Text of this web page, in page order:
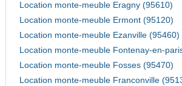
Location monte-meuble Eragny (95610)
Location monte-meuble Ermont (95120)
Location monte-meuble Ezanville (95460)
Location monte-meuble Fontenay-en-
Location monte-meuble Fosses (95470)
Location monte-meuble Franconville